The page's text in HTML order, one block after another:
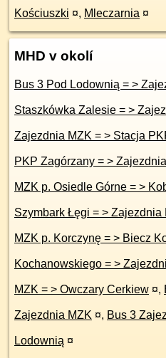
Kościuszki ¤, Mleczarnia ¤
MHD v okolí
Bus 3 Pod
Staszkówka
Zajezdnia MZK =
PKP Zagórzany = >
MZK
Szymbark Łęgi = >
MZK p. Korczynę
Kochanowskiego =
MZK = > Owczary Cerkiew ¤,
Zajezdnia MZK ¤, Bus 3
Lodownią ¤